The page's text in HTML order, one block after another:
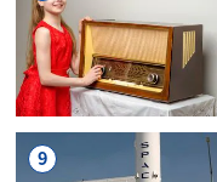
9